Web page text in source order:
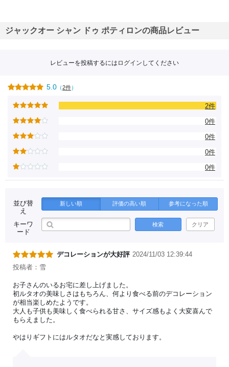
ジャックオー シャン ドゥ ポティロンの商品レビュー
レビューを投稿するには ログイン してください
5.0 （2件）
2件
0件
0件
0件
0件
並び替
え
新しい順 評価の高い順 参考になった順
キーワ
ード
検索 クリア
デコレーションが大好評 2024/11/03 12:39:44
投稿者：雪
お子さんのいるお宅に差し上げました。
初ルタオの美味しさはもちろん、何より食べる前のデコレーション
が相当楽しめたようです。
大人も子供も美味しく食べられる甘さ、サイズ感もよく大変喜んで
もらえました。
やはりギフトにはルタオだなと実感しております。